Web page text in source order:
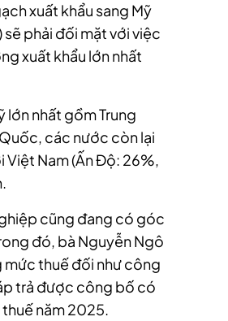
xuất khẩu sang Mỹ
sẽ phải đối mặt với việc
xuất khẩu lớn nhất
lớn nhất gồm Trung
các nước còn lại
Nam (Ấn Độ: 26%,
cũng đang có góc
đó, bà Nguyễn Ngô
mức thuế đối như công
trả được công bố có
năm 2025.